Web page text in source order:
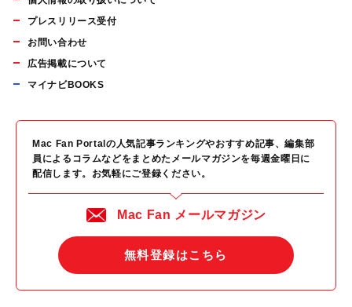
プレスリリース受付
お問い合わせ
広告掲載について
マイナビBOOKS
Mac Fan Portalの人気記事ランキングやおすすめ記事、編集部
員によるコラムなどをまとめたメールマガジンを毎週金曜日に
配信します。お気軽にご登録ください。
Mac Fan メールマガジン
無料登録はこちら